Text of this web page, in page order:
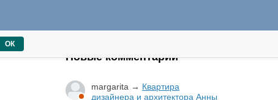
Новые комментарии
margarita → Квартира
дизайнера и архитектора Анны
ОК